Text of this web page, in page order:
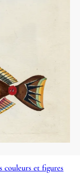
couleurs et figures